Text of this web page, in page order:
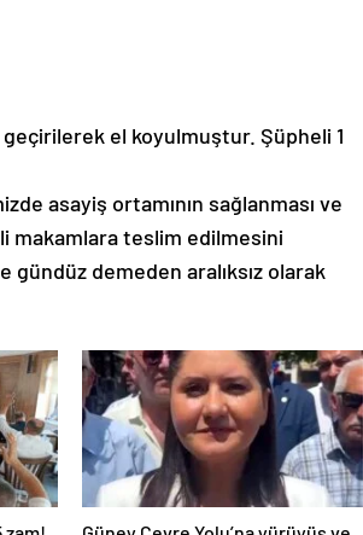
el koyulmuştur. Şüpheli 1
asayiş ortamının sağlanması ve
makamlara teslim edilmesini
gündüz demeden aralıksız olarak